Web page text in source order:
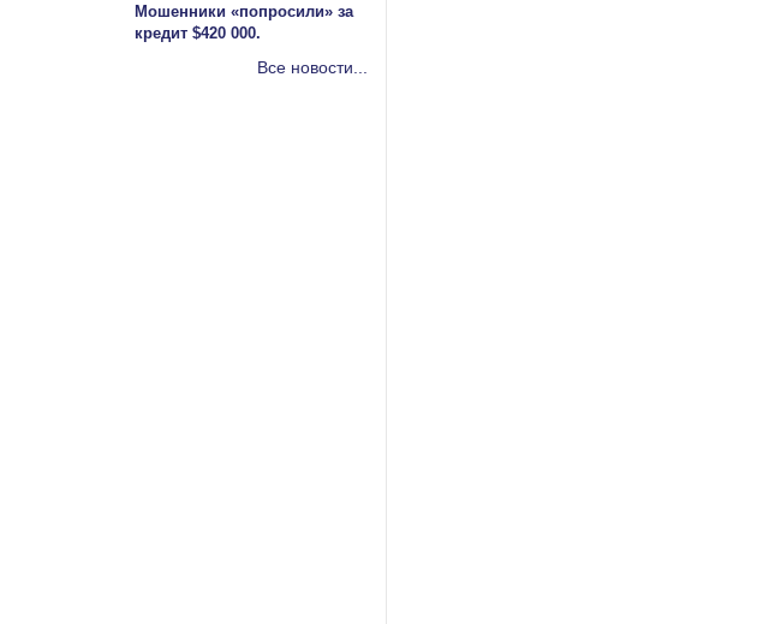
Мошенники «попросили» за
кредит $420 000.
Все новости...